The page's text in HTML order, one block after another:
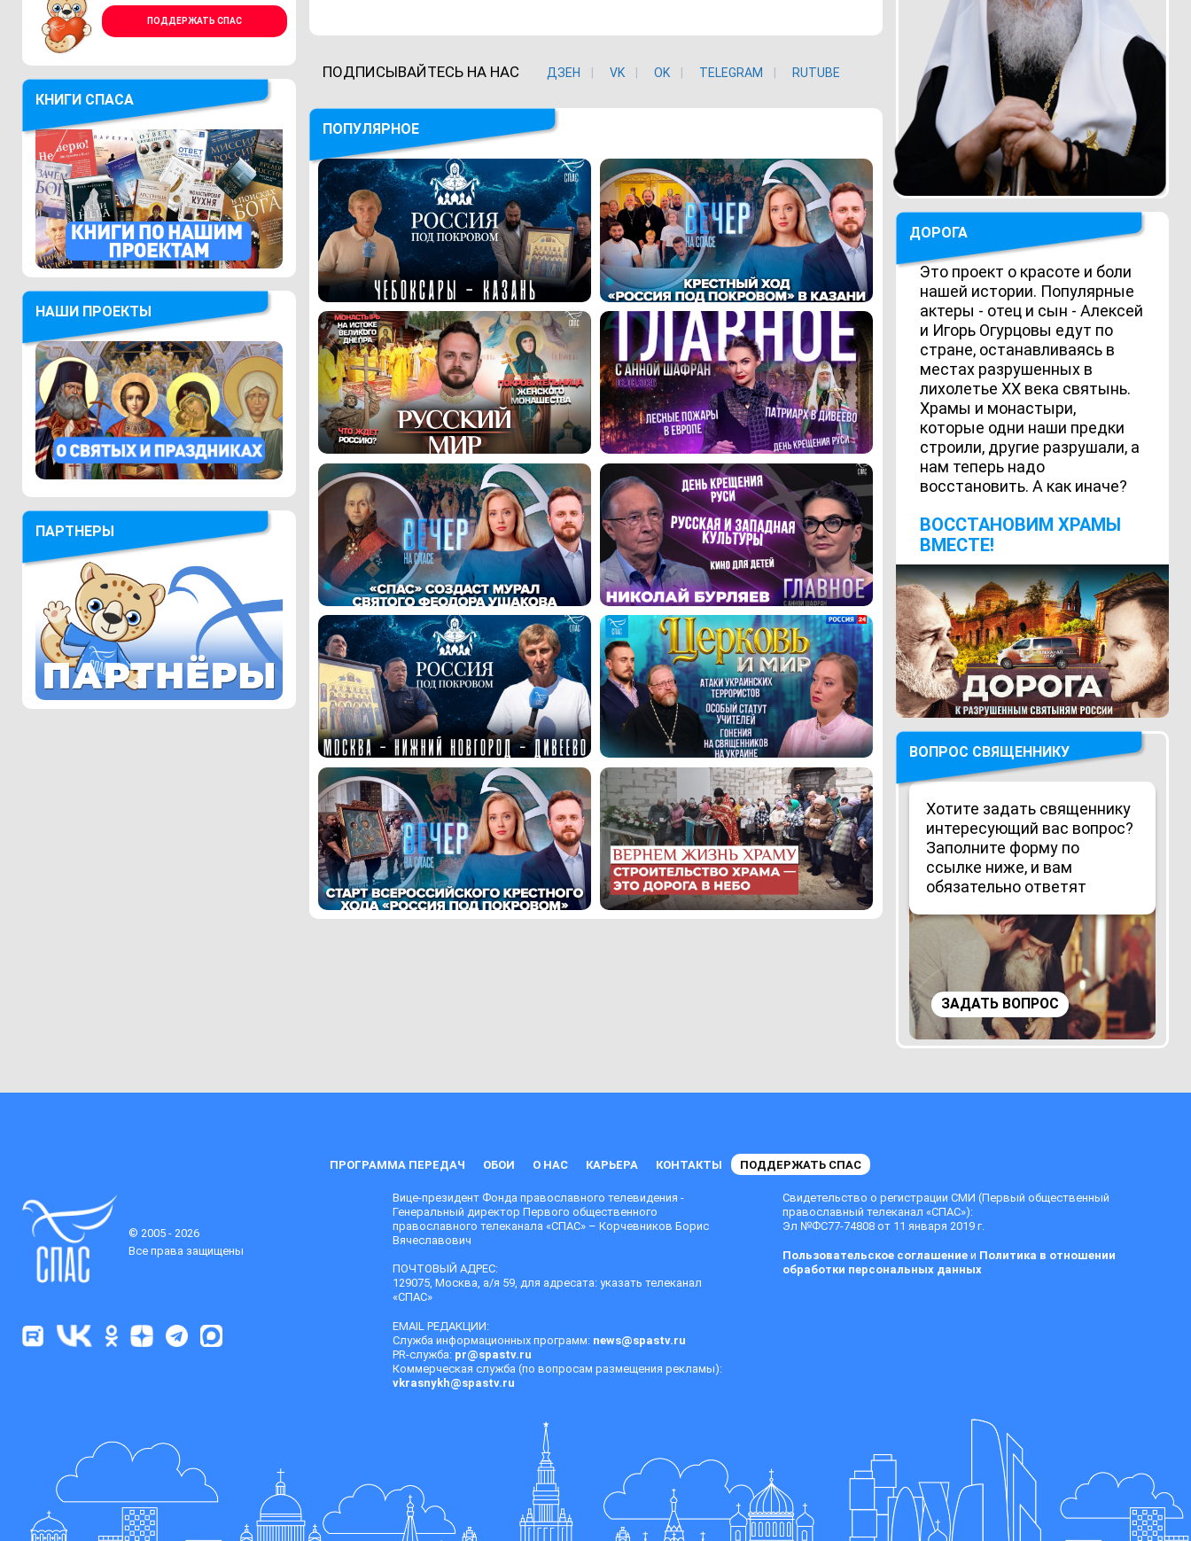
ПОДДЕРЖАТЬ СПАС
КНИГИ СПАСА
НАШИ ПРОЕКТЫ
ПАРТНЕРЫ
ПОДПИСЫВАЙТЕСЬ НА НАС ДЗЕН VK ОK TELEGRAM RUTUBE
ПОПУЛЯРНОЕ
ДОРОГА
Это проект о красоте и боли
нашей истории. Популярные
актеры - отец и сын - Алексей
и Игорь Огурцовы едут по
стране, останавливаясь в
местах разрушенных в
лихолетье ХХ века святынь.
Храмы и монастыри,
которые одни наши предки
строили, другие разрушали, а
нам теперь надо
восстановить. А как иначе?
ВОCСТАНОВИМ ХРАМЫ
ВМЕСТЕ!
ВОПРОС СВЯЩЕННИКУ
Хотите задать священнику
интересующий вас вопрос?
Заполните форму по
ссылке ниже, и вам
обязательно ответят
ЗАДАТЬ ВОПРОС
ПРОГРАММА ПЕРЕДАЧ ОБОИ О НАС КАРЬЕРА КОНТАКТЫ ПОДДЕРЖАТЬ СПАС
© 2005 - 2026
Все права защищены
Вице-президент Фонда православного телевидения -
Генеральный директор Первого общественного
православного телеканала «СПАС» – Корчевников Борис
Вячеславович
ПОЧТОВЫЙ АДРЕС:
129075, Москва, а/я 59, для адресата: указать телеканал
«СПАС»
EMAIL РЕДАКЦИИ:
Служба информационных программ: news@spastv.ru
PR-служба: pr@spastv.ru
Коммерческая служба (по вопросам размещения рекламы):
vkrasnykh@spastv.ru
Свидетельство о регистрации СМИ (Первый общественный
православный телеканал «СПАС»):
Эл №ФС77-74808 от 11 января 2019 г.
Пользовательское соглашениеи Политика в отношении
обработки персональных данных